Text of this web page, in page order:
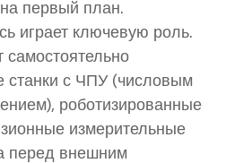
первый план.
играет ключевую роль.
станки с ЧПУ (числовым
роботизированные
измерительные
перед внешним